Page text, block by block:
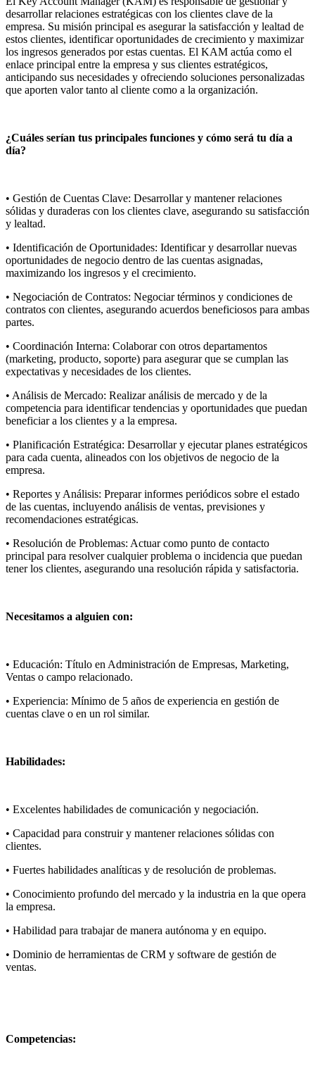
desarrollar relaciones estratégicas con los clientes clave de la
empresa. Su misión principal es asegurar la satisfacción y lealtad de
estos clientes, identificar oportunidades de crecimiento y maximizar
los ingresos generados por estas cuentas. El KAM actúa como el
enlace principal entre la empresa y sus clientes estratégicos,
anticipando sus necesidades y ofreciendo soluciones personalizadas
que aporten valor tanto al cliente como a la organización.
¿Cuáles serían tus principales funciones y cómo será tu día a
día?
• Gestión de Cuentas Clave: Desarrollar y mantener relaciones
sólidas y duraderas con los clientes clave, asegurando su satisfacción
y lealtad.
• Identificación de Oportunidades: Identificar y desarrollar nuevas
oportunidades de negocio dentro de las cuentas asignadas,
maximizando los ingresos y el crecimiento.
• Negociación de Contratos: Negociar términos y condiciones de
contratos con clientes, asegurando acuerdos beneficiosos para ambas
partes.
• Coordinación Interna: Colaborar con otros departamentos
(marketing, producto, soporte) para asegurar que se cumplan las
expectativas y necesidades de los clientes.
• Análisis de Mercado: Realizar análisis de mercado y de la
competencia para identificar tendencias y oportunidades que puedan
beneficiar a los clientes y a la empresa.
• Planificación Estratégica: Desarrollar y ejecutar planes estratégicos
para cada cuenta, alineados con los objetivos de negocio de la
empresa.
• Reportes y Análisis: Preparar informes periódicos sobre el estado
de las cuentas, incluyendo análisis de ventas, previsiones y
recomendaciones estratégicas.
• Resolución de Problemas: Actuar como punto de contacto
principal para resolver cualquier problema o incidencia que puedan
tener los clientes, asegurando una resolución rápida y satisfactoria.
Necesitamos a alguien con:
• Educación: Título en Administración de Empresas, Marketing,
Ventas o campo relacionado.
• Experiencia: Mínimo de 5 años de experiencia en gestión de
cuentas clave o en un rol similar.
Habilidades:
• Excelentes habilidades de comunicación y negociación.
• Capacidad para construir y mantener relaciones sólidas con
clientes.
• Fuertes habilidades analíticas y de resolución de problemas.
• Conocimiento profundo del mercado y la industria en la que opera
la empresa.
• Habilidad para trabajar de manera autónoma y en equipo.
• Dominio de herramientas de CRM y software de gestión de
ventas.
Competencias: